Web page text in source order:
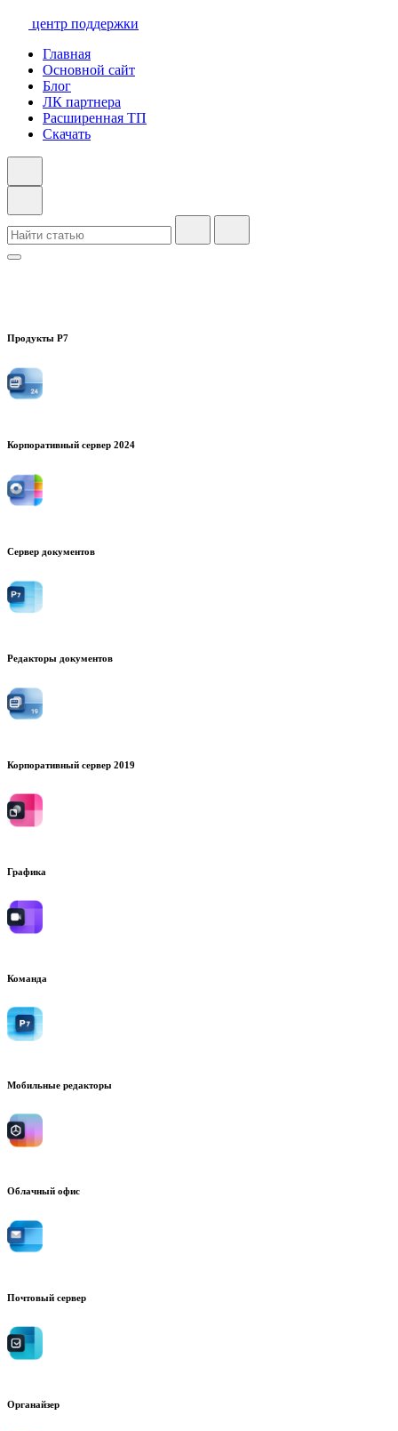
центр поддержки
Главная
Основной сайт
Блог
ЛК партнера
Расширенная ТП
Скачать
Продукты Р7
Корпоративный сервер 2024
Сервер документов
Редакторы документов
Корпоративный сервер 2019
Графика
Команда
Мобильные редакторы
Облачный офис
Почтовый сервер
Органайзер